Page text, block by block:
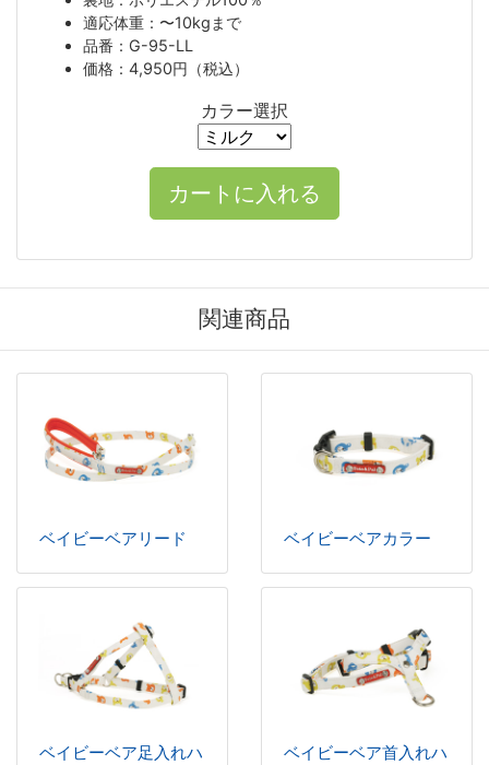
適応体重：〜10kgまで
品番：G-95-LL
価格：4,950円（税込）
カラー選択
関連商品
ベイビーベアリード ベイビーベアカラー
ベイビーベア足入れハ
ベイビーベア首入れハ